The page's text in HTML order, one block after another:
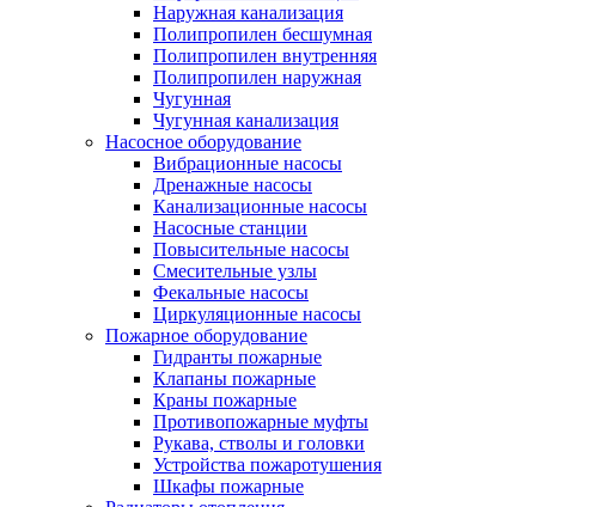
Наружная канализация
Полипропилен бесшумная
Полипропилен внутренняя
Полипропилен наружная
Чугунная
Чугунная канализация
Насосное оборудование
Вибрационные насосы
Дренажные насосы
Канализационные насосы
Насосные станции
Повысительные насосы
Смесительные узлы
Фекальные насосы
Циркуляционные насосы
Пожарное оборудование
Гидранты пожарные
Клапаны пожарные
Краны пожарные
Противопожарные муфты
Рукава, стволы и головки
Устройства пожаротушения
Шкафы пожарные